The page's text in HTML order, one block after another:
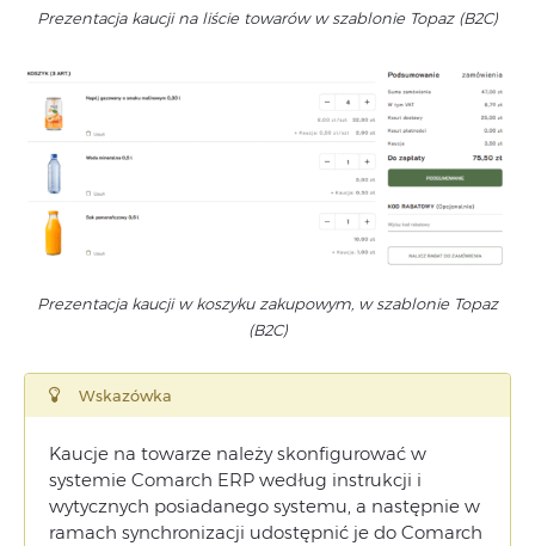
Prezentacja kaucji na liście towarów w szablonie Topaz (B2C)
Prezentacja kaucji w koszyku zakupowym, w szablonie Topaz
(B2C)
Wskazówka
Kaucje na towarze należy skonfigurować w
systemie Comarch ERP według instrukcji i
wytycznych posiadanego systemu, a następnie w
ramach synchronizacji udostępnić je do Comarch